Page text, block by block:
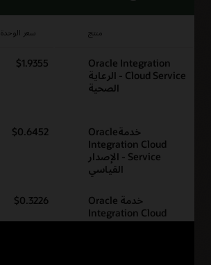
منتج سعر الوحدة
Oracle Integration
Cloud Service - الرعاية
الصحية
$1.9355
خدمةOracle
Integration Cloud
Service - الإصدار
القياسي
$0.6452
خدمة Oracle
Integration Cloud
Service - الإصدار
$0.3226